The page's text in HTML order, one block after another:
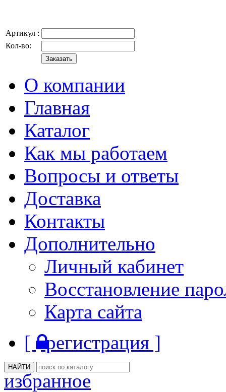
Артикул :
Кол-во:
О компании
Главная
Каталог
Как мы работаем
Вопросы и ответы
Доставка
Контакты
Дополнительно
Личный кабинет
Восстановление
Карта сайта
[ регистрация ]
избранное